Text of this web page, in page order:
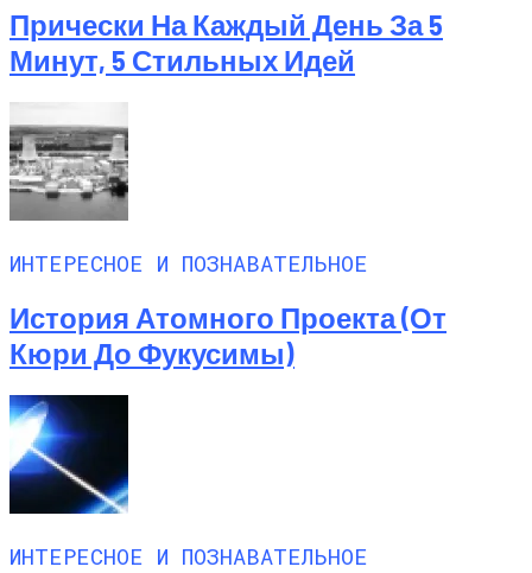
Прически На Каждый День За 5
Минут, 5 Стильных Идей
ИНТЕРЕСНОЕ И ПОЗНАВАТЕЛЬНОЕ
История Атомного Проекта (от
Кюри До Фукусимы)
ИНТЕРЕСНОЕ И ПОЗНАВАТЕЛЬНОЕ